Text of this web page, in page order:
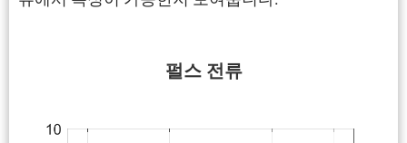
펄스 전류